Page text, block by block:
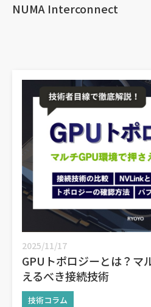
NUMA Interconnect
2025/11/17
GPUトポロジーとは？マ
えるべき接続技術
技術コラム